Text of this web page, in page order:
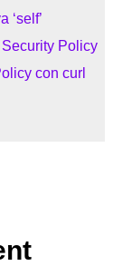
‘self’
Policy
con curl